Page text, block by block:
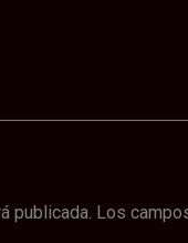
publicada. Los